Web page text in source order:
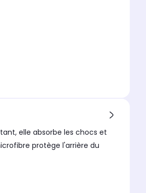
elle absorbe les chocs et
protège l'arrière du